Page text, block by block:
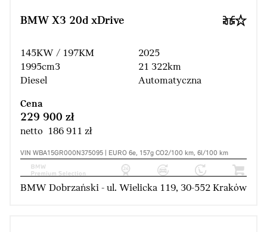
BMW X3 20d xDrive
145KW / 197KM
1995cm3
Diesel
2025
21 322km
Automatyczna
Cena
229 900 zł
netto 186 911 zł
VIN WBA15GR000N375095 | EURO 6e, 157g CO2/100 km, 6l/100 km
BMW Dobrzański - ul. Wielicka 119, 30-552 Kraków